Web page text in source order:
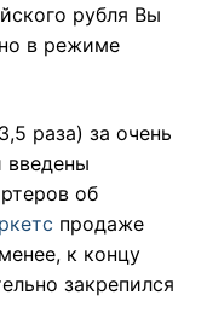
рубля Вы
в режиме
раза) за очень
введены
об
продаже
к концу
закрепился